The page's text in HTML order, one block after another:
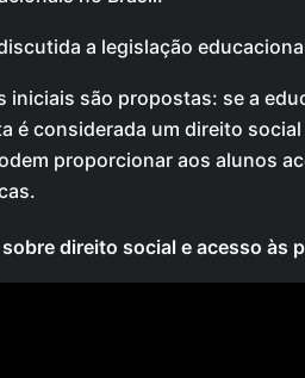
a legislação
iniciais são propostas: se a
é considerada um direito social
proporcionar aos alunos
sobre direito social e acesso às